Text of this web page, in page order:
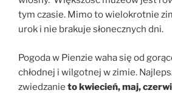
tym czasie. Mimo to wielokrotnie
urok i nie brakuje słonecznych dni.
Pogoda w Pienzie waha się od
chłodnej i wilgotnej w zimie.
zwiedzanie to kwiecień, maj,